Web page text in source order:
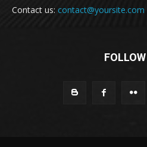
Contact us: contact@yoursite.com